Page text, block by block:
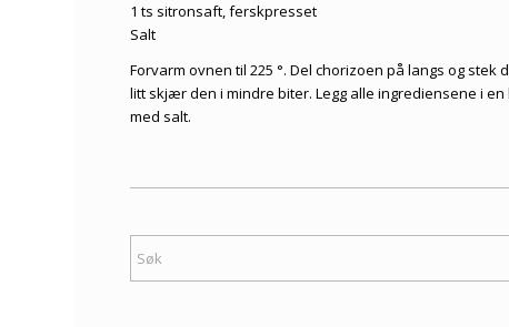
1 ts sitronsaft, ferskpresset
Salt
Forvarm ovnen til 225 °. Del chorizoen på ​​langs og stek
litt skjær den i mindre biter. Legg alle ingrediensene i
med salt.